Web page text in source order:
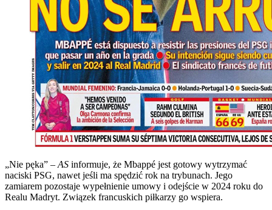
„Nie pęka” – AS informuje, że Mbappé jest gotowy wytrzymać
naciski PSG, nawet jeśli ma spędzić rok na trybunach. Jego
zamiarem pozostaje wypełnienie umowy i odejście w 2024 roku do
Realu Madryt. Związek francuskich piłkarzy go wspiera.